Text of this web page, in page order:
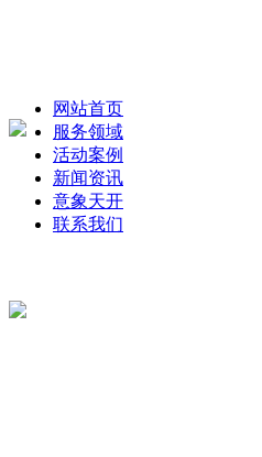
网站首页
服务领域
活动案例
新闻资讯
意象天开
联系我们